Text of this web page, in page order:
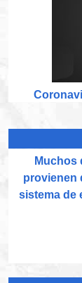
Muchos
provienen
sistema de